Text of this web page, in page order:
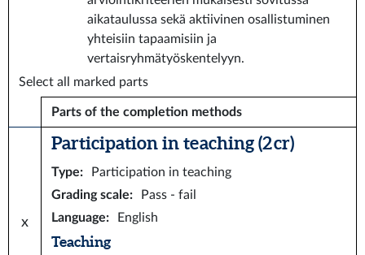
aikataulussa sekä aktiivinen osallistuminen
yhteisiin tapaamisiin ja
vertaisryhmätyöskentelyyn.
Select all marked parts
Parts of the completion methods
x
Participation in teaching (2 cr)
Type:
Participation in teaching
Grading scale:
Pass - fail
Language: English
Teaching